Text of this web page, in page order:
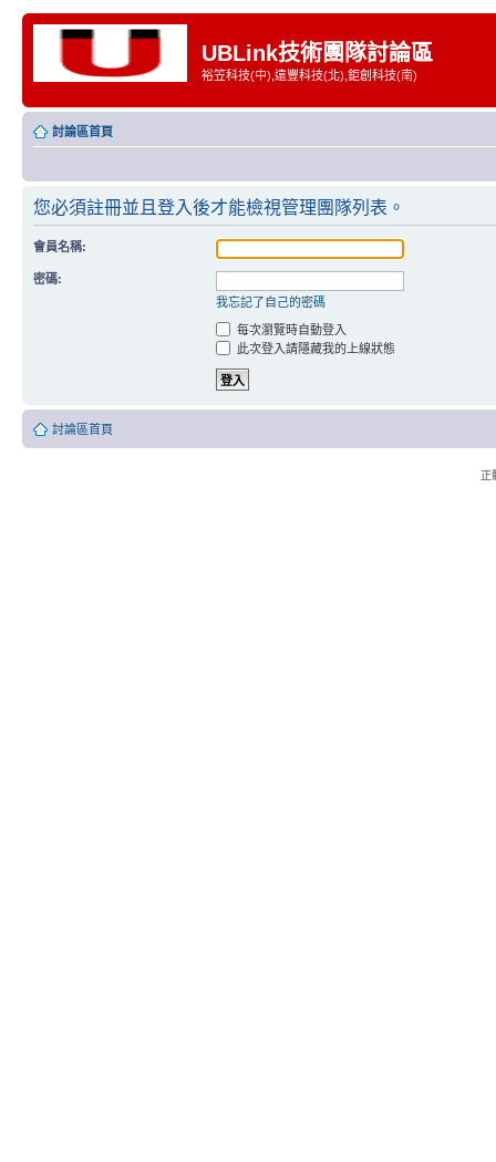
UBLink技術團隊討論區
裕笠科技(中),遠豐科技(北),鉅創科技(南)
討論區首頁
您必須註冊並且登入後才能檢視管理團隊列表。
會員名稱:
密碼:
我忘記了自己的密碼
每次瀏覽時自動登入
此次登入請隱藏我的上線狀態
討論區首頁
正